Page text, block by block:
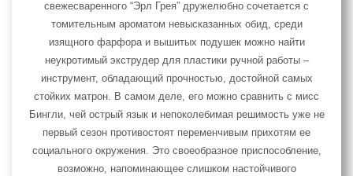
свежесваренного “Эрл Грея” дружелюбно сочетается с
томительным ароматом невысказанных обид, среди
изящного фарфора и вышитых подушек можно найти
неукротимый экструдер для пластики ручной работы –
инструмент, обладающий прочностью, достойной самых
стойких матрон. В самом деле, его можно сравнить с мисс
Бингли, чей острый язык и непоколебимая решимость уже не
первый сезон противостоят переменчивым прихотям ее
социального окружения. Это своеобразное приспособление,
возможно, напоминающее слишком настойчивого